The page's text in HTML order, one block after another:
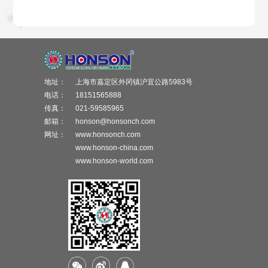
地址：
上海市嘉定区外冈镇沪宜公路5983号
电话：
18151565888
传真：
021-59585965
邮箱：
honson@honsonch.com
网址：
www.honsonch.com
www.honson-china.com
www.honson-world.com